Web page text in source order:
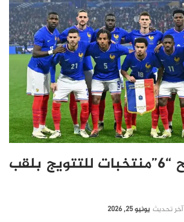
مورينيو يرشح “6”منتخبات للتتويج بلقب
آخر تحديث يونيو 25, 2026